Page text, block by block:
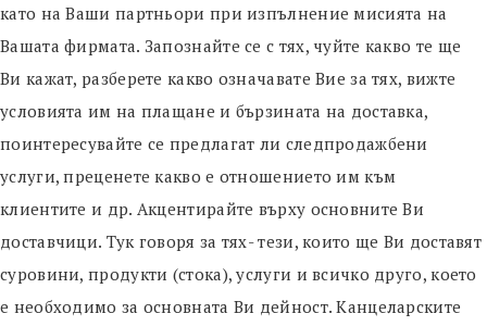
като на Ваши партньори при изпълнение мисията на
Вашата фирмата. Запознайте се с тях, чуйте какво те ще
Ви кажат, разберете какво означавате Вие за тях, вижте
условията им на плащане и бързината на доставка,
поинтересувайте се предлагат ли следпродажбени
услуги, преценете какво е отношението им към
клиентите и др. Акцентирайте върху основните Ви
доставчици. Тук говоря за тях- тези, които ще Ви доставят
суровини, продукти (стока), услуги и всичко друго, което
е необходимо за основната Ви дейност. Канцеларските